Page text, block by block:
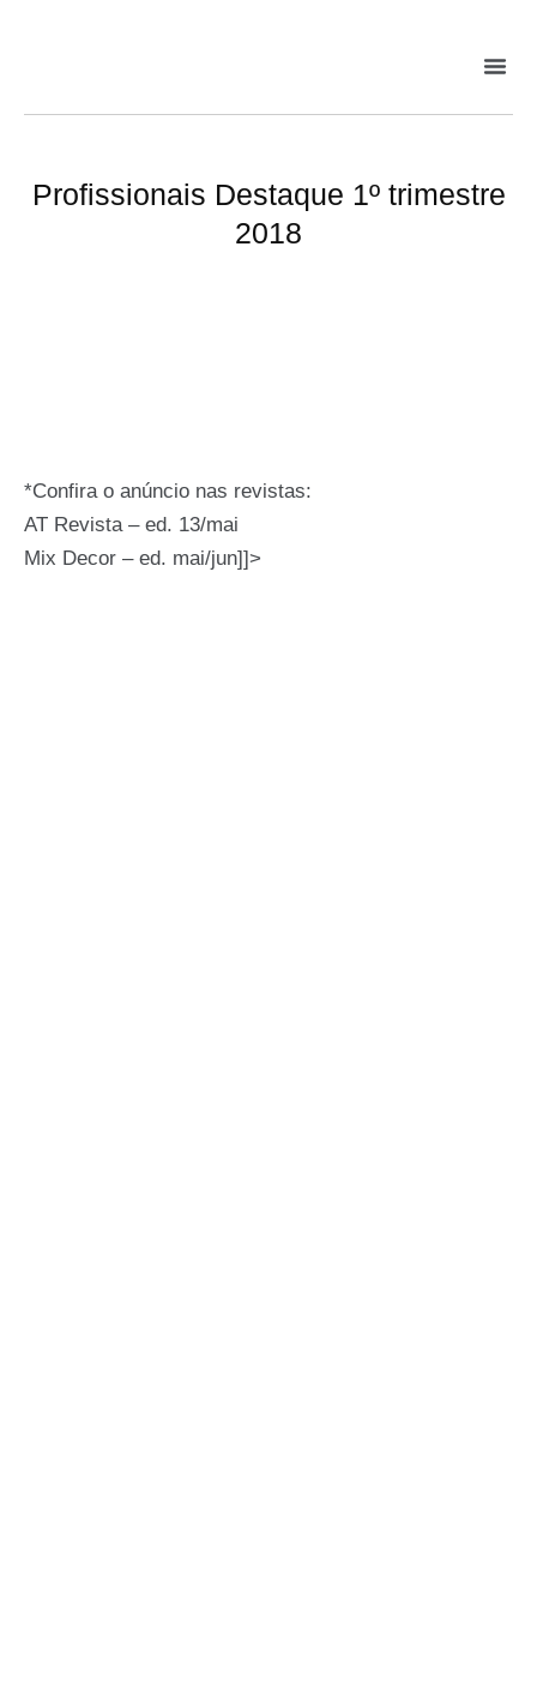
Profissionais Destaque 1º trimestre
2018
*Confira o anúncio nas revistas:
AT Revista – ed. 13/mai
Mix Decor – ed. mai/jun]]>